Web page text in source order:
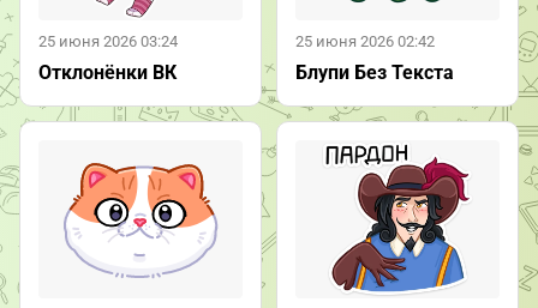
25 июня 2026 03:24
Отклонёнки ВК
25 июня 2026 02:42
Блупи Без Текста